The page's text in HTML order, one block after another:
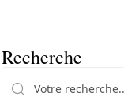
Recherche